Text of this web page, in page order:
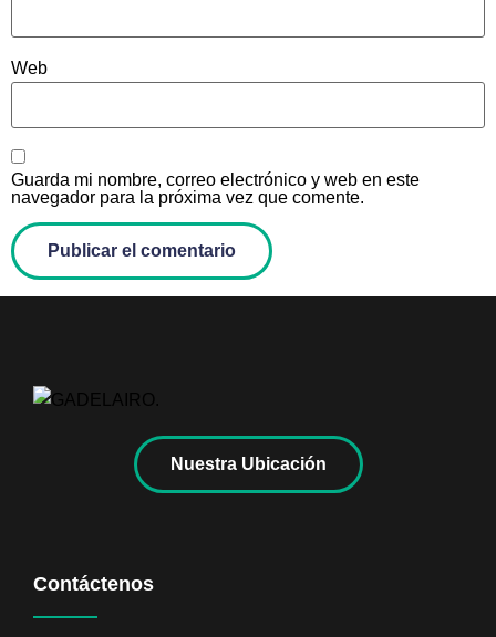
Web
Guarda mi nombre, correo electrónico y web en este
navegador para la próxima vez que comente.
Nuestra Ubicación
Contáctenos